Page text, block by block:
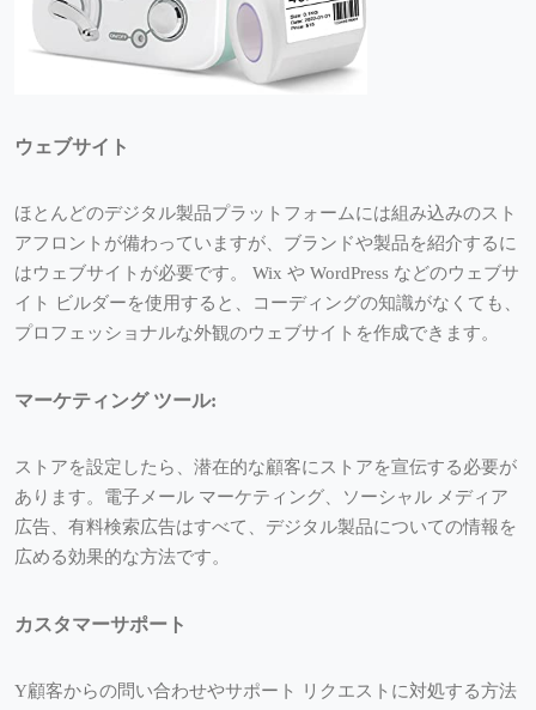
ウェブサイト
ほとんどのデジタル製品プラットフォームには組み込みのスト
アフロントが備わっていますが、ブランドや製品を紹介するに
はウェブサイトが必要です。 Wix や WordPress などのウェブサ
イト ビルダーを使用すると、コーディングの知識がなくても、
プロフェッショナルな外観のウェブサイトを作成できます。
マーケティング ツール:
ストアを設定したら、潜在的な顧客にストアを宣伝する必要が
あります。電子メール マーケティング、ソーシャル メディア
広告、有料検索広告はすべて、デジタル製品についての情報を
広める効果的な方法です。
カスタマーサポート
Y顧客からの問い合わせやサポート リクエストに対処する方法